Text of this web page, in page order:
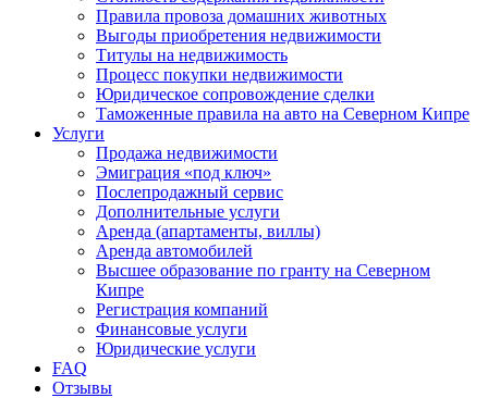
Правила провоза домашних животных
Выгоды приобретения недвижимости
Титулы на недвижимость
Процесс покупки недвижимости
Юридическое сопровождение сделки
Таможенные правила на авто на Северном Кипре
Услуги
Продажа недвижимости
Эмиграция «под ключ»
Послепродажный сервис
Дополнительные услуги
Аренда (апартаменты, виллы)
Аренда автомобилей
Высшее образование по гранту на Северном
Кипре
Регистрация компаний
Финансовые услуги
Юридические услуги
FAQ
Отзывы